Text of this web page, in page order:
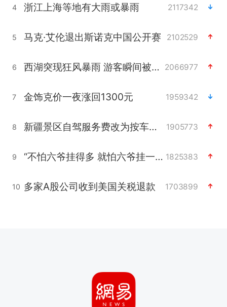
4 浙江上海等地有大雨或暴雨 2117342
5 马克·艾伦退出斯诺克中国公开赛 2102529
6 西湖突现狂风暴雨 游客瞬间被浇透 2066977
7 金饰克价一夜涨回1300元 1959342
8 新疆景区自驾服务费改为按车收费 1905773
9 “不怕六爷挂得多 就怕六爷挂一颗” 1825383
10 多家A股公司收到美国关税退款 1703899